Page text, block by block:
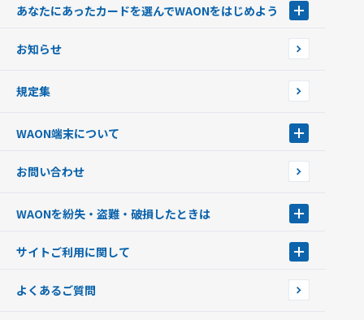
あなたにあったカードを選んでWAONをはじめよう
フードバンク応援WAON
ご当地WAON
G.G WAON
WAONカード・WAONカードプラス
モバイルWAON
提携WAONカード
お知らせ
規定集
WAON端末について
WAONネットステーション
新型WAONステーション
WAONチャージャーmini
お問い合わせ
WAONを紛失・盗難・破損したときは
WAONカードの拾得について
サイトご利用に関して
企業情報
よくあるご質問